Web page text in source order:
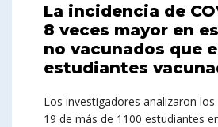
La incidencia de
8 veces mayor en
no vacunados que
estudiantes
Los investigadores analizaron los
19 de más de 1100 estudiantes